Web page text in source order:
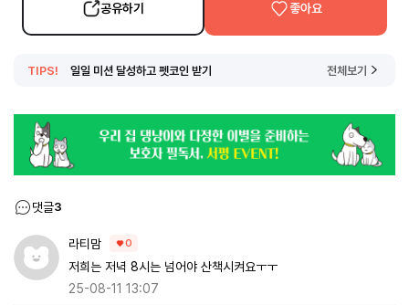
공유하기 좋아요
TIPS! 일일 미션 달성하고 펫코인 받기 전체보기
댓글3
라티맘 0
저희는 저녁 8시는 넘어야 산책시켜요ㅜㅜ
25-08-11 13:07